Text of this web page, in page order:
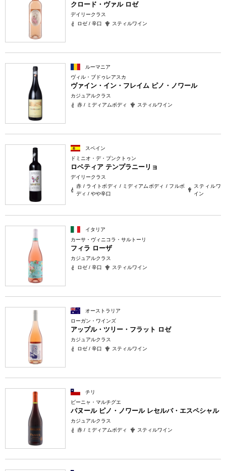
クロード・ヴァル ロゼ
デイリークラス
ロゼ / 辛口
スティルワイン
ルーマニア
ヴィル・ブドゥレアスカ
ヴァイン・イン・フレイム ピノ・ノワール
カジュアルクラス
赤 / ミディアムボディ
スティルワイン
スペイン
ドミニオ・デ・プンクトゥン
ロベティア テンプラニーリョ
デイリークラス
赤 / ライトボディ / ミディアムボディ / フルボ
ディ / やや辛口
スティルワ
イン
イタリア
カーサ・ヴィニコラ・サルトーリ
フィラ ローザ
カジュアルクラス
ロゼ / 辛口
スティルワイン
オーストラリア
ローガン・ワインズ
アップル・ツリー・フラット ロゼ
カジュアルクラス
ロゼ / 辛口
スティルワイン
チリ
ビーニャ・マルチグエ
パヌール ピノ・ノワール レセルバ・エスペシャル
カジュアルクラス
赤 / ミディアムボディ
スティルワイン